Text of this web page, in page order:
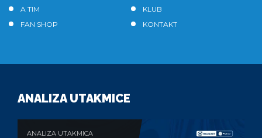
A TIM
KLUB
FAN SHOP
KONTAKT
ANALIZA UTAKMICE
ANALIZA UTAKMICA